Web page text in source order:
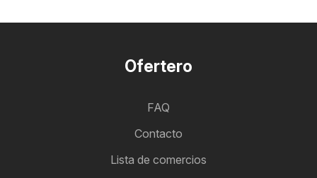
Ofertero
FAQ
Contacto
Lista de comercios